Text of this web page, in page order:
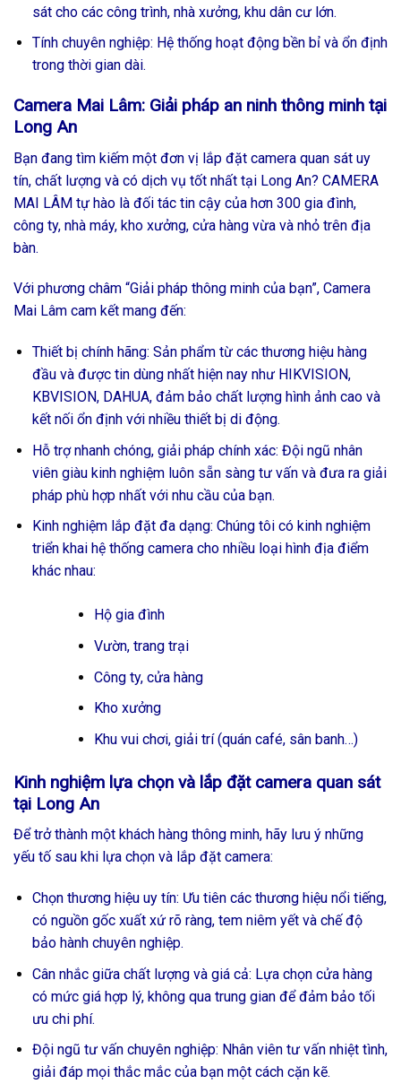
sát cho các công trình, nhà xưởng, khu dân cư lớn.
Tính chuyên nghiệp: Hệ thống hoạt động bền bỉ và ổn định
trong thời gian dài.
Camera Mai Lâm: Giải pháp an ninh thông minh tại
Long An
Bạn đang tìm kiếm một đơn vị lắp đặt camera quan sát uy
tín, chất lượng và có dịch vụ tốt nhất tại Long An? CAMERA
MAI LÂM tự hào là đối tác tin cậy của hơn 300 gia đình,
công ty, nhà máy, kho xưởng, cửa hàng vừa và nhỏ trên địa
bàn.
Với phương châm “Giải pháp thông minh của bạn”, Camera
Mai Lâm cam kết mang đến:
Thiết bị chính hãng: Sản phẩm từ các thương hiệu hàng
đầu và được tin dùng nhất hiện nay như HIKVISION,
KBVISION, DAHUA, đảm bảo chất lượng hình ảnh cao và
kết nối ổn định với nhiều thiết bị di động.
Hỗ trợ nhanh chóng, giải pháp chính xác: Đội ngũ nhân
viên giàu kinh nghiệm luôn sẵn sàng tư vấn và đưa ra giải
pháp phù hợp nhất với nhu cầu của bạn.
Kinh nghiệm lắp đặt đa dạng: Chúng tôi có kinh nghiệm
triển khai hệ thống camera cho nhiều loại hình địa điểm
khác nhau:
Hộ gia đình
Vườn, trang trại
Công ty, cửa hàng
Kho xưởng
Khu vui chơi, giải trí (quán café, sân banh…)
Kinh nghiệm lựa chọn và lắp đặt camera quan sát
tại Long An
Để trở thành một khách hàng thông minh, hãy lưu ý những
yếu tố sau khi lựa chọn và lắp đặt camera:
Chọn thương hiệu uy tín: Ưu tiên các thương hiệu nổi tiếng,
có nguồn gốc xuất xứ rõ ràng, tem niêm yết và chế độ
bảo hành chuyên nghiệp.
Cân nhắc giữa chất lượng và giá cả: Lựa chọn cửa hàng
có mức giá hợp lý, không qua trung gian để đảm bảo tối
ưu chi phí.
Đội ngũ tư vấn chuyên nghiệp: Nhân viên tư vấn nhiệt tình,
giải đáp mọi thắc mắc của bạn một cách cặn kẽ.